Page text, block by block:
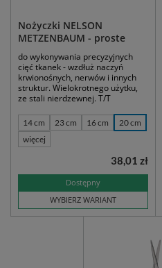
Nożyczki NELSON
METZENBAUM - proste
do wykonywania precyzyjnych
cięć tkanek - wzdłuż naczyń
krwionośnych, nerwów i innych
struktur. Wielokrotnego użytku,
ze stali nierdzewnej. T/T
14 cm 23 cm 16 cm
20 cm
więcej
Dostępny
WYBIERZ WARIANT
38,01 zł